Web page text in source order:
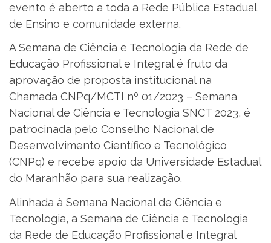
evento é aberto a toda a Rede Pública Estadual
de Ensino e comunidade externa.
A Semana de Ciência e Tecnologia da Rede de
Educação Profissional e Integral é fruto da
aprovação de proposta institucional na
Chamada CNPq/MCTI nº 01/2023 – Semana
Nacional de Ciência e Tecnologia SNCT 2023, é
patrocinada pelo Conselho Nacional de
Desenvolvimento Científico e Tecnológico
(CNPq) e recebe apoio da Universidade Estadual
do Maranhão para sua realização.
Alinhada à Semana Nacional de Ciência e
Tecnologia, a Semana de Ciência e Tecnologia
da Rede de Educação Profissional e Integral